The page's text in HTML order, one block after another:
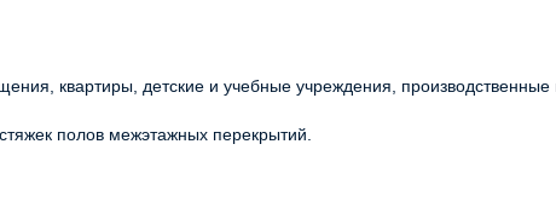
квартиры, детские и учебные учреждения,
полов межэтажных перекрытий.